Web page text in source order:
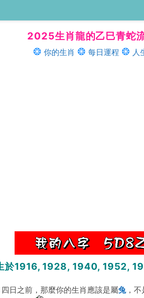
2025生肖龍的乙巳青蛇
你的生肖 每日運程 人
於1916, 1928, 1940, 1952,
日之前，那麼你的生肖應該是屬兔，不